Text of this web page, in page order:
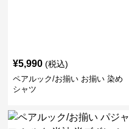
¥5,990 (税込)
ペアルック/お揃い お揃い 染め
シャツ